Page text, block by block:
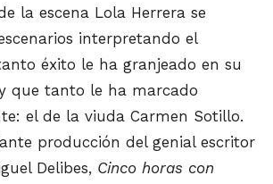
la escena Lola Herrera se
interpretando el
éxito le ha granjeado en su
que tanto le ha marcado
el de la viuda Carmen Sotillo.
producción del genial escritor
Delibes, Cinco horas con